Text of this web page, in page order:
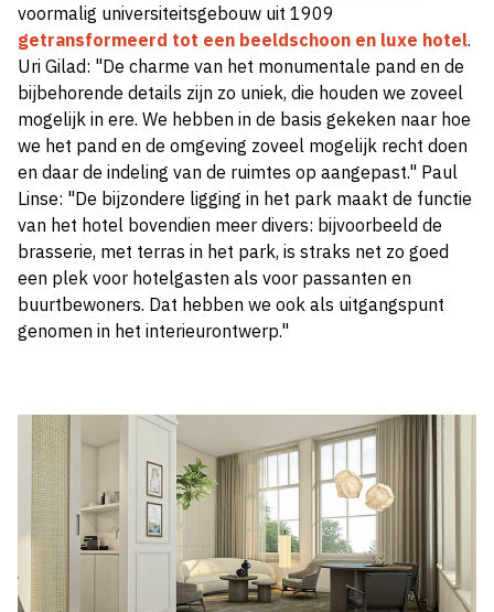
voormalig universiteitsgebouw uit 1909
getransformeerd tot een beeldschoon en luxe hotel.
Uri Gilad: "De charme van het monumentale pand en de
bijbehorende details zijn zo uniek, die houden we zoveel
mogelijk in ere. We hebben in de basis gekeken naar hoe
we het pand en de omgeving zoveel mogelijk recht doen
en daar de indeling van de ruimtes op aangepast." Paul
Linse: "De bijzondere ligging in het park maakt de functie
van het hotel bovendien meer divers: bijvoorbeeld de
brasserie, met terras in het park, is straks net zo goed
een plek voor hotelgasten als voor passanten en
buurtbewoners. Dat hebben we ook als uitgangspunt
genomen in het interieurontwerp."